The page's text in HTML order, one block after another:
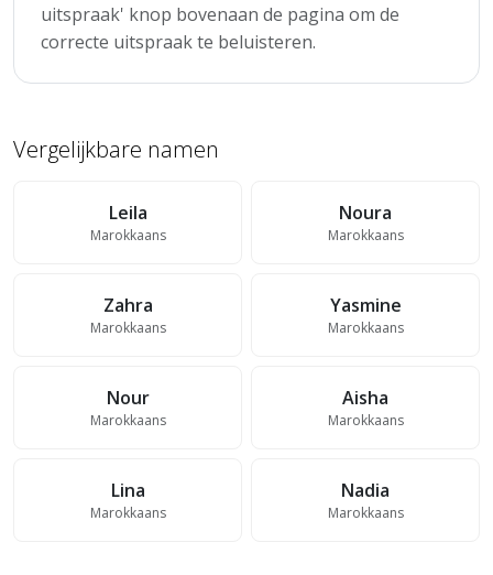
uitspraak' knop bovenaan de pagina om de
correcte uitspraak te beluisteren.
Vergelijkbare namen
Leila
Marokkaans
Noura
Marokkaans
Zahra
Marokkaans
Yasmine
Marokkaans
Nour
Marokkaans
Aisha
Marokkaans
Lina
Marokkaans
Nadia
Marokkaans